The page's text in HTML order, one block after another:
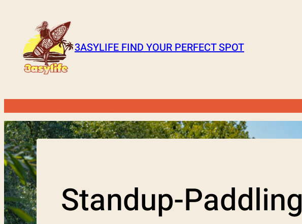
springen
3ASYLIFE FIND YOUR PERFECT SPOT
Standup-Paddling